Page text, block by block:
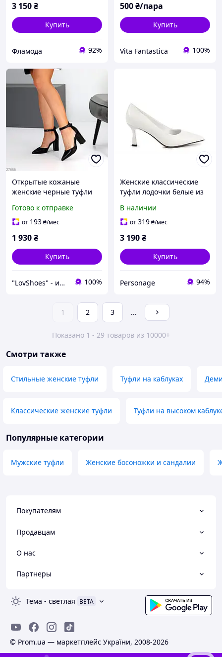
3 150₴
Купить
Фламода 92%
500₴/пара
Купить
Vita Fantastica 100%
Открытые кожаные
женские черные туфли
см острый носок
натуральная кожа
Готово к отправке
от 193₴/мес
1 930₴
Купить
"LovShoes" - интернет-магазин женской обуви 100%
Женские классические
туфли лодочки белые из
туфли лодочки с острым
носком на каблуке
В наличии
от319₴/мес
3 190₴
Купить
Personage 94%
1 2 3 ...
Показано 1 - 29 товаров из 10000+
Смотри также
Стильные женские туфли Туфли на каблуках
Классические женские туфли Туфли на высоком
Популярные категории
Мужские туфли Женские босоножки и сандалии
Покупателям
Продавцам
О нас
Партнеры
Тема - светлая BETA
© Prom.ua — маркетплейс України, 2008-2026